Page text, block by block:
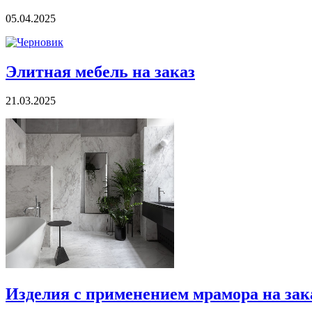
05.04.2025
Элитная мебель на заказ
21.03.2025
Изделия с применением мрамора на